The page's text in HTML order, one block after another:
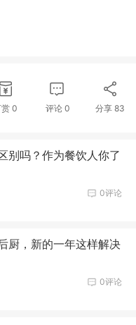
0 评论 0 分享 83
别吗？作为餐饮人你了
0评论
厨，新的一年这样解决
0评论